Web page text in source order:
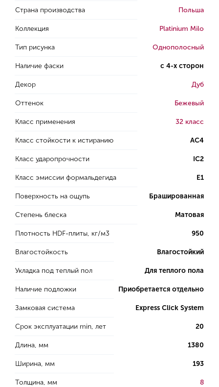
Страна производства Польша
Коллекция Platinium Milo
Тип рисунка Однополосный
Наличие фаски с 4-х сторон
Декор Дуб
Оттенок Бежевый
Класс применения 32 класс
Класс стойкости к истиранию AC4
Класс ударопрочности IC2
Класс эмиссии формальдегида E1
Поверхность на ощупь Брашированная
Степень блеска Матовая
Плотность HDF-плиты, кг/м3 950
Влагостойкость Влагостойкий
Укладка под теплый пол Для теплого пола
Наличие подложки Приобретается отдельно
Замковая система Express Click System
Срок эксплуатации min, лет 20
Длина, мм 1380
Ширина, мм 193
Толщина, мм 8